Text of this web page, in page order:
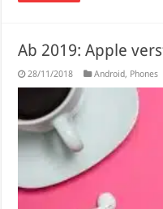
Ab 2019: Apple
28/11/2018 Android, Phones